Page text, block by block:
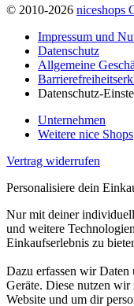
© 2010-2026 niceshops
Impressum und
Datenschutz
Allgemeine
Datenschutz-
Unternehmen
Weitere nice Shops
Vertrag widerrufen
Personalisiere dein
Nur mit deiner
und weitere
Einkaufserlebnis zu
Dazu erfassen wir Daten
Geräte. Diese nutzen
Website und um dir